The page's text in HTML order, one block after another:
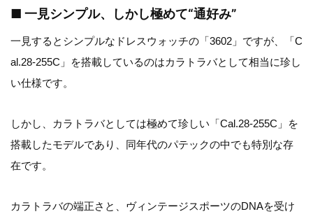
■ 一見シンプル、しかし極めて“通好み”
一見するとシンプルなドレスウォッチの「3602」ですが、「C
al.28-255C」を搭載しているのはカラトラバとして相当に珍し
い仕様です。
しかし、カラトラバとしては極めて珍しい「Cal.28-255C」を
搭載したモデルであり、同年代のパテックの中でも特別な存
在です。
カラトラバの端正さと、ヴィンテージスポーツのDNAを受け